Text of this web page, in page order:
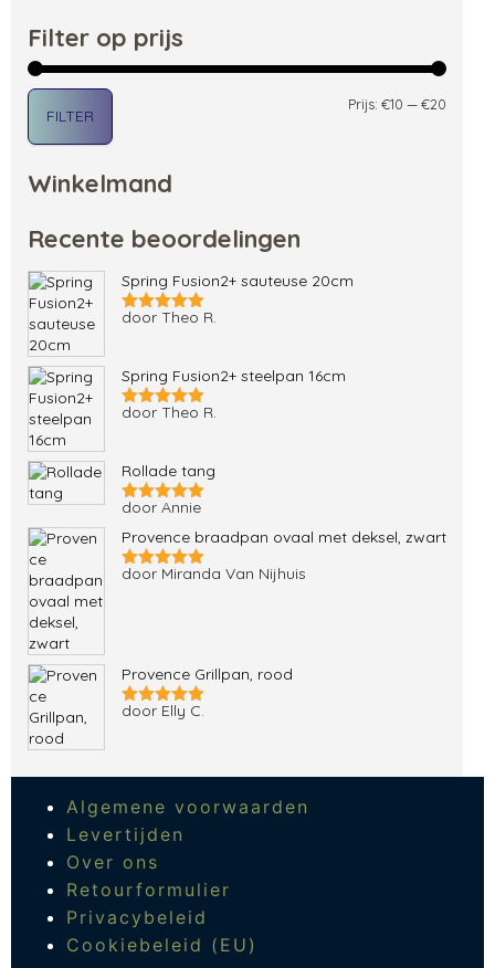
Filter op prijs
FILTER
Prijs: €10 — €20
Winkelmand
Recente beoordelingen
Spring Fusion2+ sauteuse 20cm
Gewaardeerd
door Theo R.
Spring Fusion2+ steelpan 16cm
Gewaardeerd
door Theo R.
Rollade tang
Gewaardeerd
door Annie
Provence braadpan ovaal met deksel, zwart
Gewaardeerd
door Miranda Van Nijhuis
Provence Grillpan, rood
Gewaardeerd
door Elly C.
Algemene voorwaarden
Levertijden
Over ons
Retourformulier
Privacybeleid
Cookiebeleid (EU)